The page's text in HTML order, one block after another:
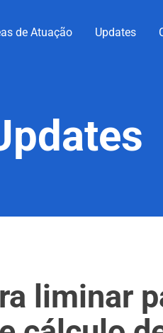
de Atuação Updates
liminar